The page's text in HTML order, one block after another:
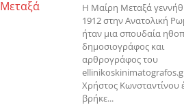
Η Μαίρη Μεταξά
1912 στην Ανατολική
ήταν μια σπουδαία
δημοσιογράφος και
αρθρογράφος του
Χρήστος Κωνσταντίνου
βρήκε...